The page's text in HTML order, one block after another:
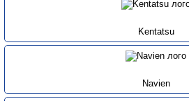
Kentatsu
Navien